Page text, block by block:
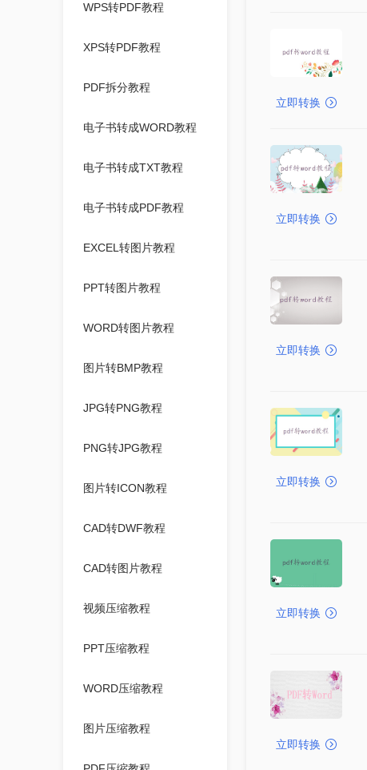
WPS转PDF教程
XPS转PDF教程
PDF拆分教程
电子书转成WORD教程
电子书转成TXT教程
电子书转成PDF教程
EXCEL转图片教程
PPT转图片教程
WORD转图片教程
图片转BMP教程
JPG转PNG教程
PNG转JPG教程
图片转ICON教程
CAD转DWF教程
CAD转图片教程
视频压缩教程
PPT压缩教程
WORD压缩教程
图片压缩教程
立即转换
立即转换
立即转换
立即转换
立即转换
立即转换